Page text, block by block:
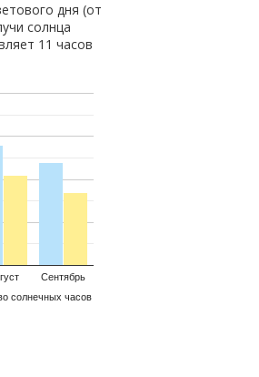
дня (от
солнца
11 часов
солнечных часов
Сентябрь